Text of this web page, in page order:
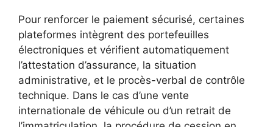
Pour renforcer le paiement sécurisé, certaines
plateformes intègrent des portefeuilles
électroniques et vérifient automatiquement
l’attestation d’assurance, la situation
administrative, et le procès-verbal de contrôle
technique. Dans le cas d’une vente
internationale de véhicule ou d’un retrait de